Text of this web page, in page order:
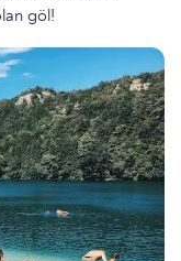
göl!